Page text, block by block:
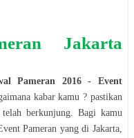
Jakarta
Pameran 2016- Event
kabar kamu ? pastikan
berkunjung. Bagi kamu
Pameran yang diJakarta